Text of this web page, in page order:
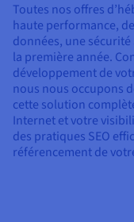
Toutes nos offres
haute performance,
données, une
la première année.
développement de
nous nous occupons
cette solution
Internet et votre
des pratiques SEO
référencement de